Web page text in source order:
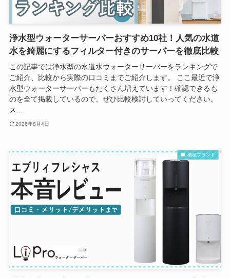
浄水型ウォーターサーバーおすすめ10社！人気の水道
水を綺麗にするフィルター付きのサーバーを徹底比較
この記事では浄水型の水道水ウォーターサーバーをランキングで
ご紹介、比較から実際の口コミまでご紹介します。 ここ最近で浄
水型ウォーターサーバーもたくさん増えています！確認できるも
のを全て掲載しているので、ぜひ比較検討していってください。
ス...
2026年8月4日
機種ブランド